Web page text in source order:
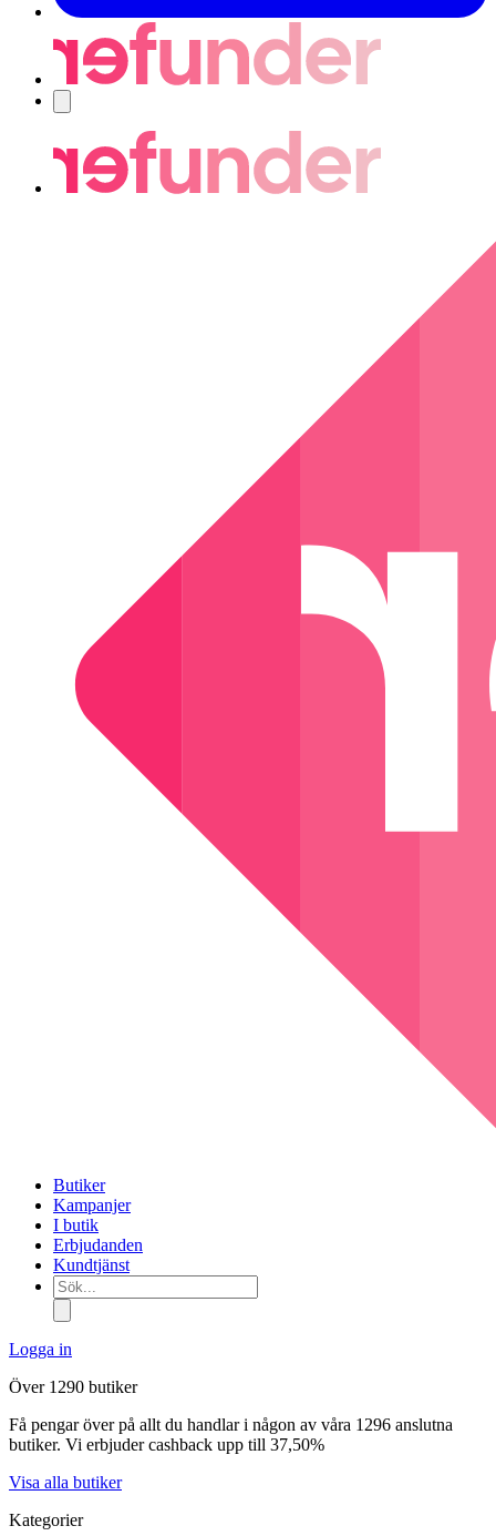
Butiker
Kampanjer
I butik
Erbjudanden
Kundtjänst
Sök...
Logga in
Över 1290 butiker
Få pengar över på allt du handlar i någon av våra 1296 anslutna
butiker. Vi erbjuder cashback upp till 37,50%
Visa alla butiker
Kategorier